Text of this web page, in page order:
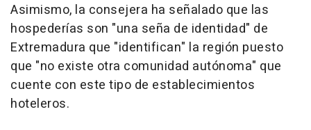
Asimismo, la consejera ha señalado que las
hospederías son "una seña de identidad" de
Extremadura que "identifican" la región puesto
que "no existe otra comunidad autónoma" que
cuente con este tipo de establecimientos
hoteleros.